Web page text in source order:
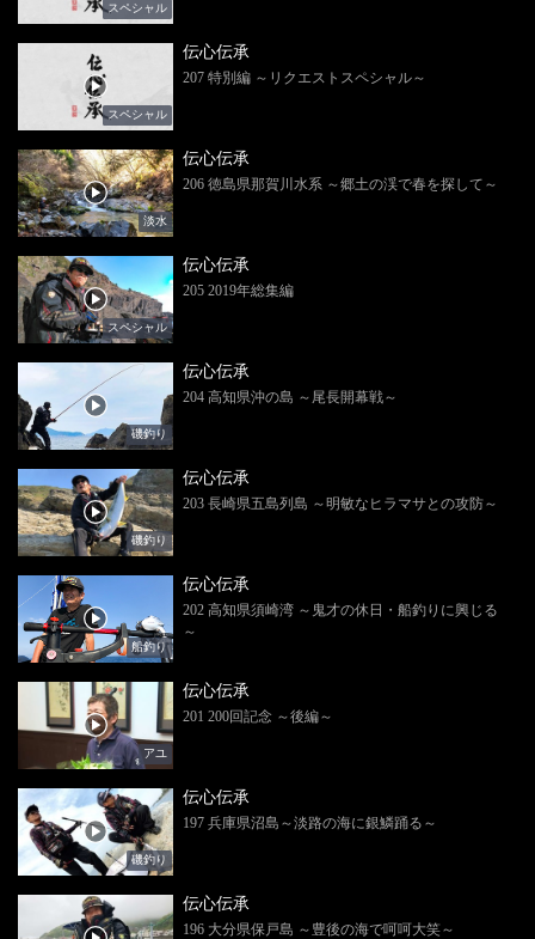
スペシャル
スペシャル
伝心伝承
207 特別編 ～リクエストスペシャル～
淡水
伝心伝承
206 徳島県那賀川水系 ～郷土の渓で春を探して～
スペシャル
伝心伝承
205 2019年総集編
磯釣り
伝心伝承
204 高知県沖の島 ～尾長開幕戦～
磯釣り
伝心伝承
203 長崎県五島列島 ～明敏なヒラマサとの攻防～
船釣り
伝心伝承
202 高知県須崎湾 ～鬼才の休日・船釣りに興じる
～
アユ
伝心伝承
201 200回記念 ～後編～
磯釣り
伝心伝承
197 兵庫県沼島～淡路の海に銀鱗踊る～
伝心伝承
196 大分県保戸島 ～豊後の海で呵呵大笑～